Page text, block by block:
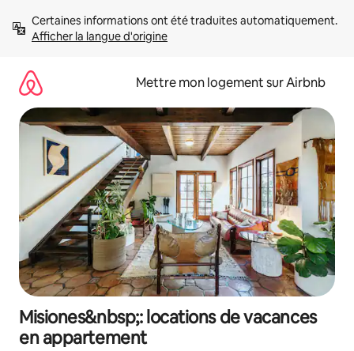
directement
Afficher la langue d'origine
Mettre mon logement sur Airbnb
Misiones&nbsp;: locations de vacances
en appartement